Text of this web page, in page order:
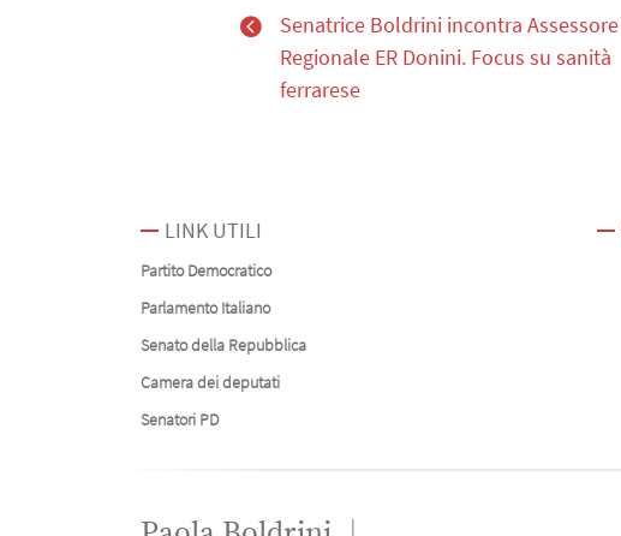
Senatrice Boldrini incontra Assessore
Regionale ER Donini. Focus su sanità
ferrarese
LINK UTILI
Partito Democratico
Parlamento Italiano
Senato della Repubblica
Camera dei deputati
Senatori PD